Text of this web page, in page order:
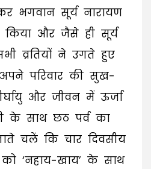
भगवान सूर्य नारायण
और जैसे ही सूर्य
व्रतियों ने उगते हुए
परिवार की सुख-
और जीवन में ऊर्जा
के साथ छठ पर्व का
चलें कि चार दिवसीय
‘नहाय-खाय’ के साथ